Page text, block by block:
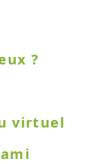
?
virtuel